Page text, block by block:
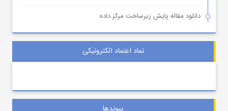
دانلود مقاله پایش زیرساخت مرکز داده
نماد اعتماد الکترونیکی